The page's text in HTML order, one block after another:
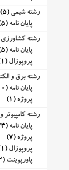
رشته شیمی (5)
پایان نامه (5)
رشته کشاورزی
پایان نامه (5)
پروپوزال (1)
رشته برق و
پایان نامه (10)
پروژه (1)
رشته کامپیوتر
پایان نامه (34)
پروژه (7)
پروپوزال (1)
پاورپوینت (2)